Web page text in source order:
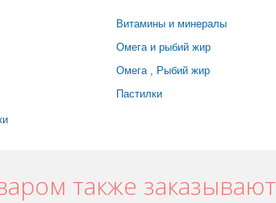
Витамины и минералы
Омега и рыбий жир
Омега
Рыбий жир
Пастилки
также заказывают